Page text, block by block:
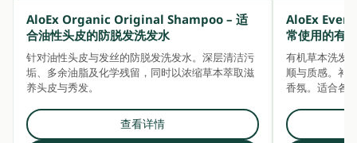
AloEx Organic Original Shampoo – 适
合油性头皮的防脱发洗发水
针对油性头皮与发丝的防脱发洗发水。深层清洁污
垢、多余油脂及化学残留，同时以浓缩草本萃取滋
养头皮与秀发。
查看详情
AloEx
常使用的有
有机草本洗发
顺与质感。补
香氛。适合各